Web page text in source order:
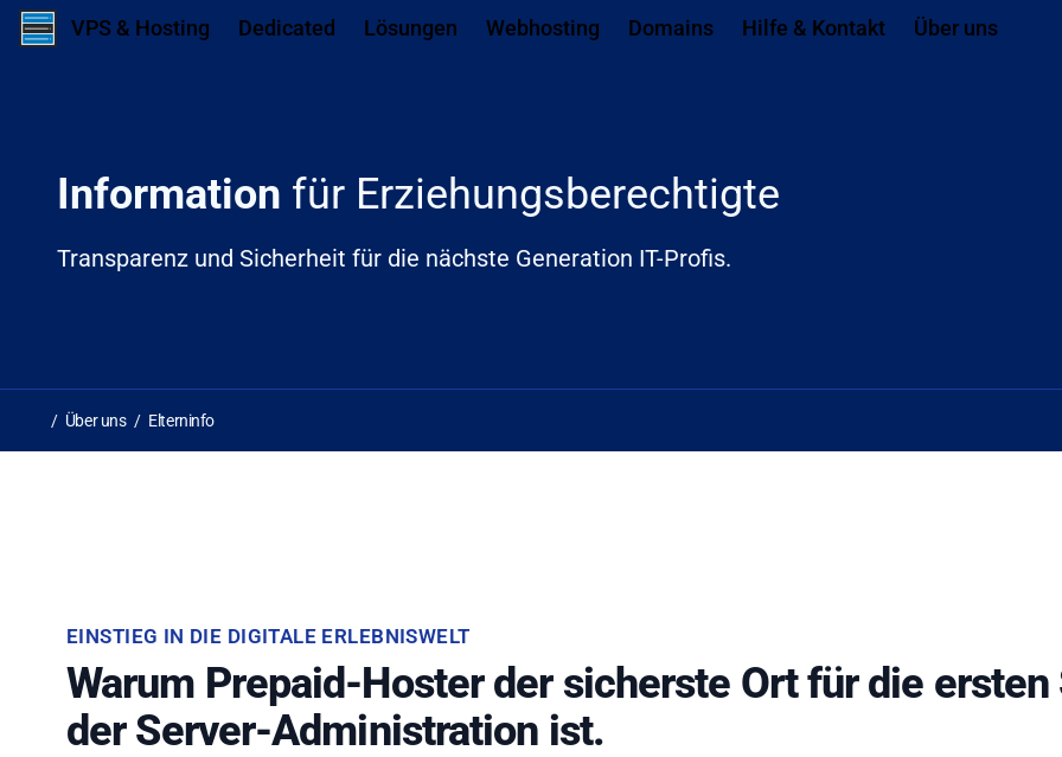
Zum Inhalt springen Zum ersten Navigationslink springen Nach ganz unten springen
VPS & Hosting Dedicated Lösungen Webhosting Domains Hilfe & Kontakt Über uns
Information für Erziehungsberechtigte
Transparenz und Sicherheit für die nächste Generation IT-Profis.
Über uns Elterninfo
EINSTIEG IN DIE DIGITALE ERLEBNISWELT
Warum Prepaid-Hoster der sicherste Ort für die
der Server-Administration ist.